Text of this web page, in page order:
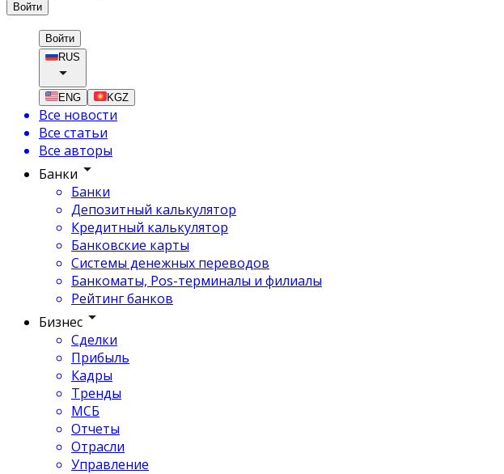
Войти
Войти
RUS
ENG KGZ
Все новости
Все статьи
Все авторы
Банки
Банки
Депозитный калькулятор
Кредитный калькулятор
Банковские карты
Системы денежных переводов
Банкоматы, Pos-терминалы и филиалы
Рейтинг банков
Бизнес
Сделки
Прибыль
Кадры
Тренды
МСБ
Отчеты
Отрасли
Управление